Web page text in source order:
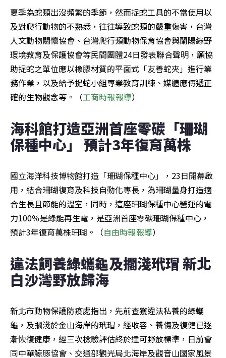
夏季為蛇類出沒頻繁的季節，然而捉蛇工具的不當使用以
及對爬行動物的不熟悉，往往導致蛇類的嚴重傷害，台灣
人文動物關懷協會、台灣爬行類動物保育協會與蘭陽綠野
環境教育及保護協會等民間團體24日發表聯合聲明，願協
助捉蛇之單位應以橡膠材質的平面式「友善蛇夾」進行業
務作業，以及給予捉蛇小組專業教育訓練、媒體應傳遞正
確的生物觀念等。（工商時報報導）
海科館打造亞洲首座零碳「珊瑚
保種中心」 預計3年復育萬株
國立海洋科技博物館打造「珊瑚保種中心」，23日開幕啟
用，結合珊瑚復育及科技自動化專長，為珊瑚量身打造適
合生長且節能的溫室，同時，這座珊瑚保種中心營運的電
力100％是綠能再生電，是亞洲首座零碳珊瑚保種中心，
預計3年復育萬株珊瑚。（自由時報報導）
違法飼養綠蠵龜及擱淺玳瑁 新北
白沙灣野放歸海
新北市動物保護防疫處指出，先前查獲違法私養的綠蠵
龜，及擱淺於金山海岸的玳瑁，經收容、養傷及復健已逐
漸恢復健康，經三次檢驗評估終於達可野放標準，日前會
同中華鯨豚協會、交通部觀光局北海岸及觀音山國家風景